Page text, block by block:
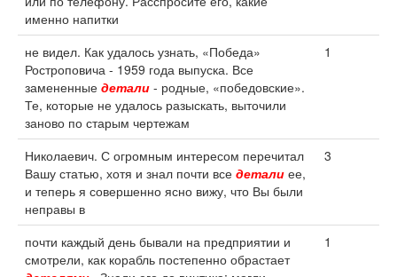
именно напитки
не видел. Как удалось узнать, «Победа»
Ростроповича - 1959 года выпуска. Все
замененные детали - родные, «победовские».
Те, которые не удалось разыскать, выточили
заново по старым чертежам
1
Николаевич. С огромным интересом перечитал
Вашу статью, хотя и знал почти все детали ее,
и теперь я совершенно ясно вижу, что Вы были
неправы в
3
почти каждый день бывали на предприятии и
смотрели, как корабль постепенно обрастает
1